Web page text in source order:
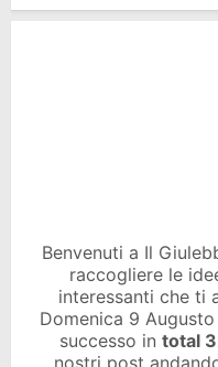
Benvenuti a Il
raccogliere le
interessanti che ti
Domenica 9
successo in total
nostri post